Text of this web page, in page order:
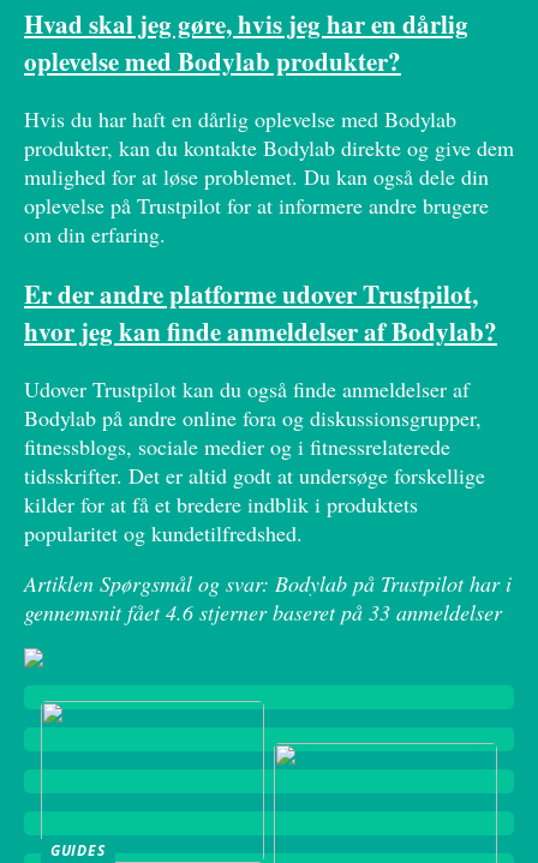
Hvad skal jeg gøre, hvis jeg har en dårlig
oplevelse med Bodylab produkter?
Hvis du har haft en dårlig oplevelse med Bodylab
produkter, kan du kontakte Bodylab direkte og give dem
mulighed for at løse problemet. Du kan også dele din
oplevelse på Trustpilot for at informere andre brugere
om din erfaring.
Er der andre platforme udover Trustpilot,
hvor jeg kan finde anmeldelser af Bodylab?
Udover Trustpilot kan du også finde anmeldelser af
Bodylab på andre online fora og diskussionsgrupper,
fitnessblogs, sociale medier og i fitnessrelaterede
tidsskrifter. Det er altid godt at undersøge forskellige
kilder for at få et bredere indblik i produktets
popularitet og kundetilfredshed.
Artiklen Spørgsmål og svar: Bodylab på Trustpilot har i
gennemsnit fået4.6stjerner baseret på 33 anmeldelser
GUIDES